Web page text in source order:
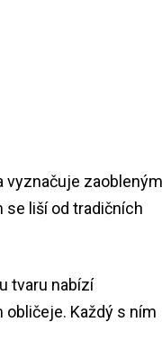
vyznačuje zaobleným
se liší od tradičních
tvaru nabízí
Každý s ním